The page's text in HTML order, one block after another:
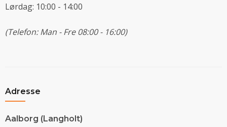
Lørdag: 10:00 - 14:00
(Telefon: Man - Fre 08:00 - 16:00)
Adresse
Aalborg (Langholt)